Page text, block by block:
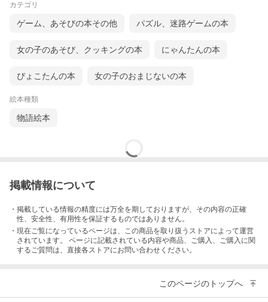
カテゴリ
ゲーム、あそびの本その他 パズル、迷路ゲームの本
女の子のあそび、クッキングの本 にゃんたんの本
ぴょこたんの本 女の子のおまじないの本
絵本種類
物語絵本
掲載情報について
・掲載している情報の精度には万全を期しておりますが、その内容の正確
性、安全性、有用性を保証するものではありません。
・現在ご覧になっているページは、この商品を取り扱うストアによって運営
されています。 ページに記載されている内容や商品、ご購入 、ご購入に関
するご質問は、直接各ストアにお問い合わせください。
このページのトップへ